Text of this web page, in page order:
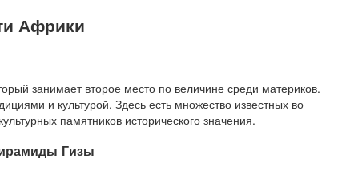
Африки
занимает второе место по величине среди материков.
и культурой. Здесь есть множество известных во
памятников исторического значения.
Гизы